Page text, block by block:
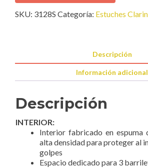
Estuche
Doble
SKU: 3128S Categoría: Estuches
Descripción
Información adicional
Descripción
INTERIOR:
Interior fabricado en espuma
alta densidad para proteger al
golpes
Espacio dedicado para 3